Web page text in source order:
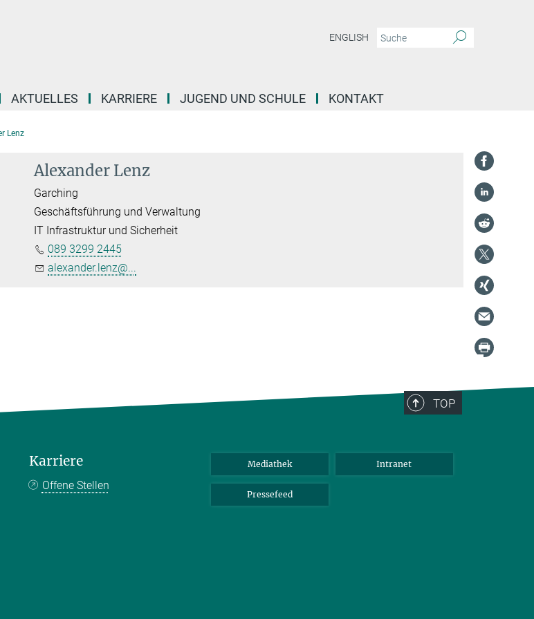
ENGLISH
AKTUELLES KARRIERE JUGEND UND SCHULE KONTAKT
Lenz
Alexander Lenz
Garching
Geschäftsführung und Verwaltung
IT Infrastruktur und Sicherheit
089 3299 2445
alexander.lenz@...
TOP
Karriere
Offene Stellen
Mediathek Intranet
Pressefeed